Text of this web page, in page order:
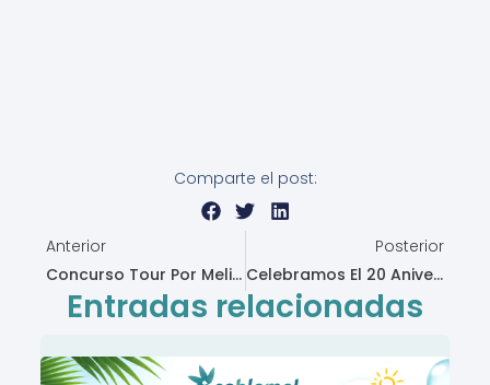
Comparte el post:
Ant
Anterior
Concurso Tour Por Melilla Instagram2
Posterior
Celebramos El 20 Aniversario Con Un Evento Exitoso, Marcando Un Hito En Nuestra Historia
Entradas relacionadas